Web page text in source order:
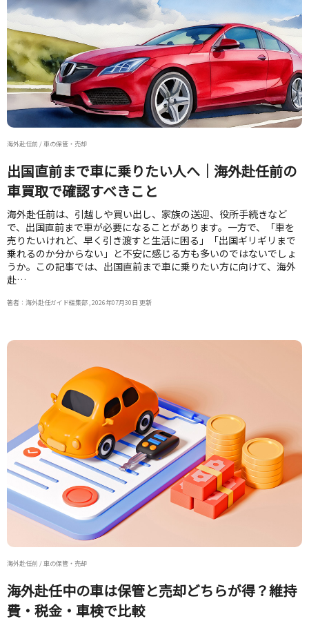
海外赴任前 / 車の保管・売却
出国直前まで車に乗りたい人へ｜海外赴任前の
車買取で確認すべきこと
海外赴任前は、引越しや買い出し、家族の送迎、役所手続きなど
で、出国直前まで車が必要になることがあります。一方で、「車を
売りたいけれど、早く引き渡すと生活に困る」「出国ギリギリまで
乗れるのか分からない」と不安に感じる方も多いのではないでしょ
うか。この記事では、出国直前まで車に乗りたい方に向けて、海外
赴…
著者：海外赴任ガイド編集部 , 2026年07月30日 更新
海外赴任前 / 車の保管・売却
海外赴任中の車は保管と売却どちらが得？維持
費・税金・車検で比較